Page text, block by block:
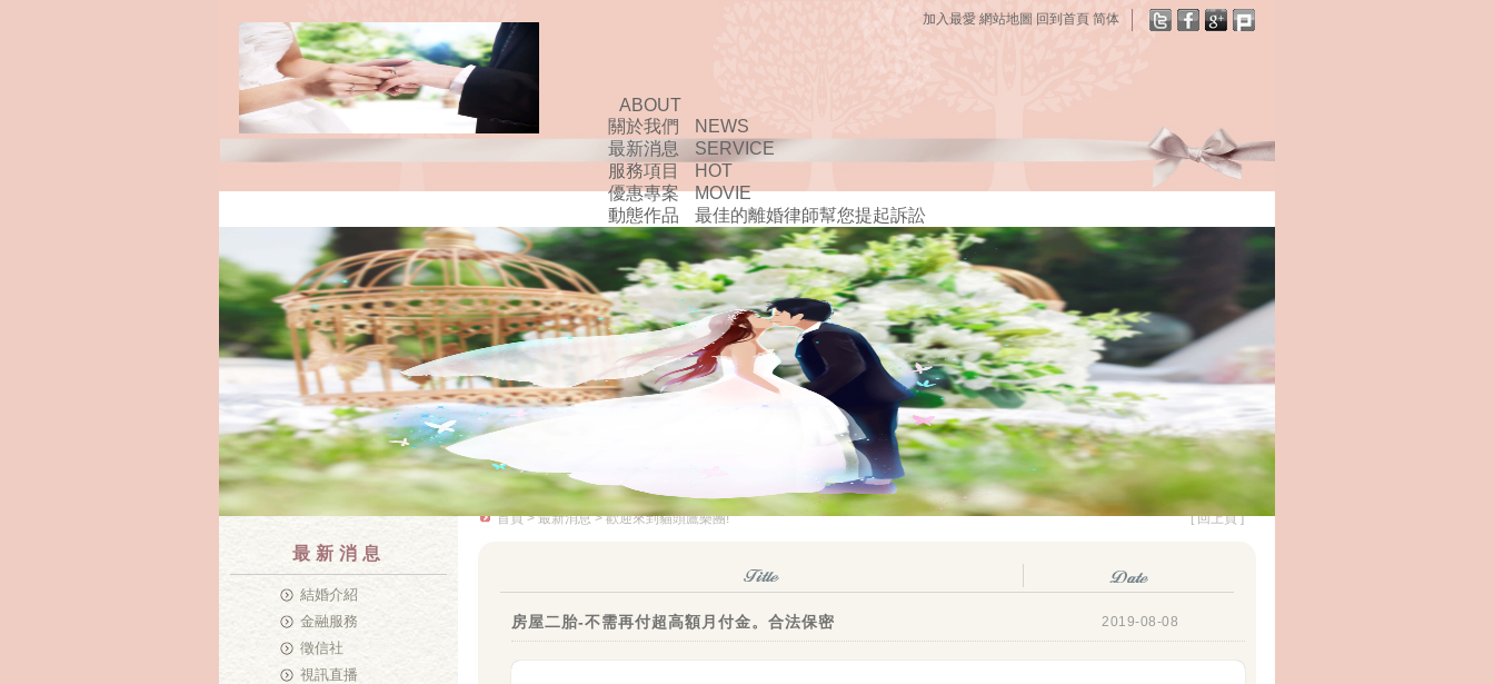
加入最愛 網站地圖 回到首頁 简体
ABOUT
關於我們
NEWS
最新消息
SERVICE
服務項目
HOT
優惠專案
MOVIE
動態作品
最佳的離婚律師幫您提起訴訟
最新消息
結婚介紹
金融服務
徵信社
視訊直播
首頁>最新消息> 歡迎來到貓頭鷹樂團! [ 回上頁 ]
房屋二胎-不需再付超高額月付金。合法保密 2019-08-08